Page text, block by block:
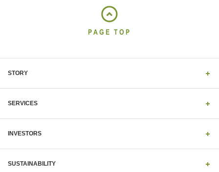
PAGE TOP
STORY
SERVICES
INVESTORS
SUSTAINABILITY